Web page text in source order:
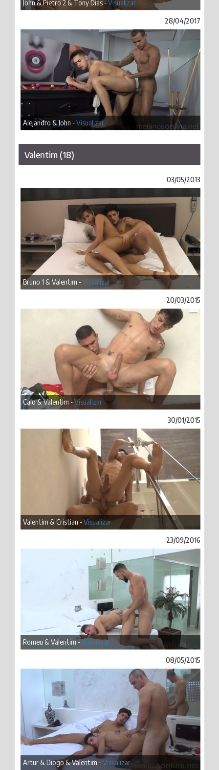
John & Pietro 2 & Tony Dias -Visualizar
28/04/2017
Alejandro & John -Visualizar
Valentim (18)
03/05/2013
Bruno 1 & Valentim -Visualizar
20/03/2015
Caio & Valentim -Visualizar
30/01/2015
Valentim & Cristian -Visualizar
23/09/2016
Romeu & Valentim -Visualizar
08/05/2015
Artur & Diogo & Valentim -Visualizar